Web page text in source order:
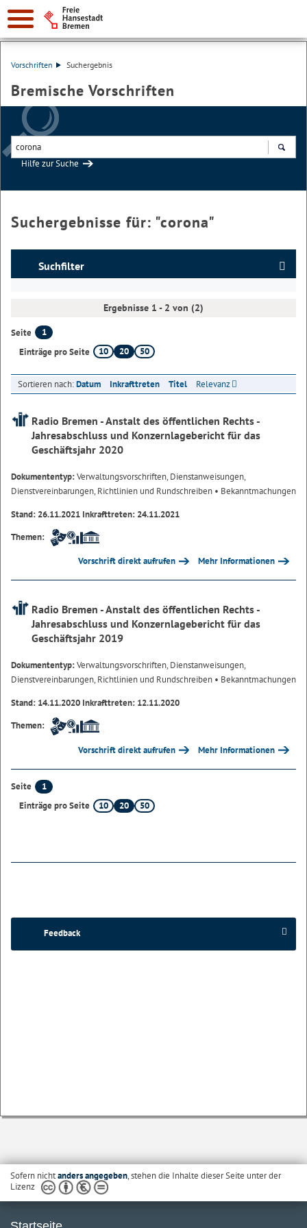
Vorschriften Suchergebnis
Bremische Vorschriften
Hilfe zur Suche
Suchergebnisse für: "corona"
Suchfilter
Ergebnisse 1 - 2 von (2)
Seite
1
Einträge pro Seite
10 20 50
Sortieren nach:Datum Inkrafttreten Titel Relevanz
Radio Bremen - Anstalt des öffentlichen Rechts -
Jahresabschluss und Konzernlagebericht für das
Geschäftsjahr 2020
Dokumententyp:Verwaltungsvorschriften, Dienstanweisungen,
Dienstvereinbarungen, Richtlinien und Rundschreiben • Bekanntmachungen
Stand: 26.11.2021 Inkrafttreten: 24.11.2021
Themen:
Vorschrift direkt aufrufen Mehr Informationen
Radio Bremen - Anstalt des öffentlichen Rechts -
Jahresabschluss und Konzernlagebericht für das
Geschäftsjahr 2019
Dokumententyp:Verwaltungsvorschriften, Dienstanweisungen,
Dienstvereinbarungen, Richtlinien und Rundschreiben • Bekanntmachungen
Stand: 14.11.2020 Inkrafttreten: 12.11.2020
Themen:
Vorschrift direkt aufrufen Mehr Informationen
Seite
1
Einträge pro Seite
10 20 50
Feedback
Sofern nichtanders angegeben, stehen die Inhalte dieser Seite unter der
Lizenz